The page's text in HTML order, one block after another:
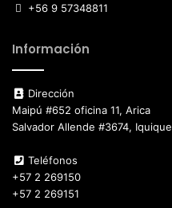
+56 9 57348811
Información
Dirección
Maipú #652 oficina 11, Arica
Salvador Allende #3674, Iquique
Teléfonos
+57 2 269150
+57 2 269151